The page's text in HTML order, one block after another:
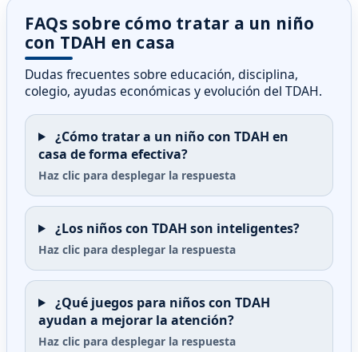
FAQs sobre cómo tratar a un niño
con TDAH en casa
Dudas frecuentes sobre educación, disciplina,
colegio, ayudas económicas y evolución del TDAH.
¿Cómo tratar a un niño con TDAH en
casa de forma efectiva?
Haz clic para desplegar la respuesta
¿Los niños con TDAH son inteligentes?
Haz clic para desplegar la respuesta
¿Qué juegos para niños con TDAH
ayudan a mejorar la atención?
Haz clic para desplegar la respuesta